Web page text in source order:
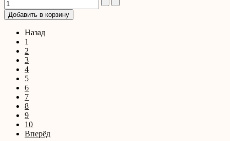
Назад
1
2
3
4
5
6
7
8
9
10
Вперёд